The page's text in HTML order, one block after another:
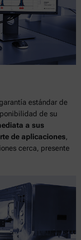
estándar de
de su
a sus
de aplicaciones,
cerca, presente